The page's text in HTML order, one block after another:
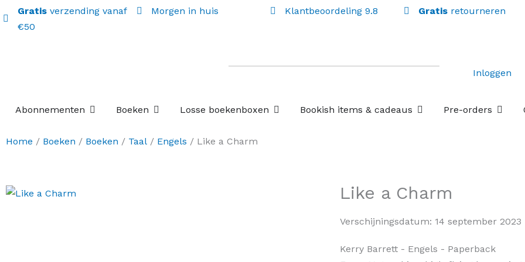
Gratis verzending vanaf
€50
Morgen in huis Klantbeoordeling 9.8 Gratis retourneren
Inloggen
Abonnementen Open Abonnementen
Boeken Open Boeken
Losse boekenboxen Open Losse boekenboxen
Bookish items & cadeaus Open Bookish items &
Pre-orders Open
Home / Boeken / Boeken / Taal / Engels / Like a Charm
Like a Charm
Verschijningsdatum: 14 september 2023
Kerry Barrett - Engels - Paperback